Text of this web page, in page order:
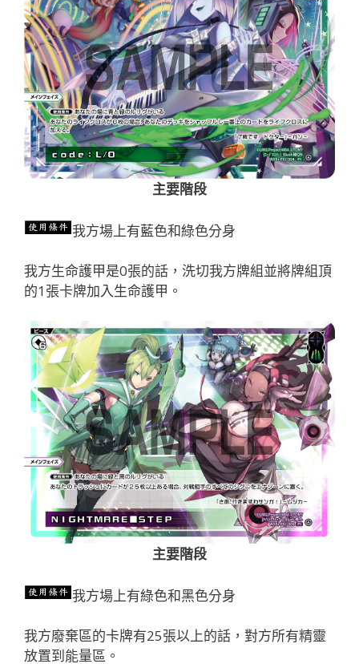
主要階段
我方場上有藍色和綠色分身
我方生命護甲是0張的話，洗切我方牌組並將牌組頂
的1張卡牌加入生命護甲。
主要階段
我方場上有綠色和黑色分身
我方廢棄區的卡牌有25張以上的話，對方所有精靈
放置到能量區。